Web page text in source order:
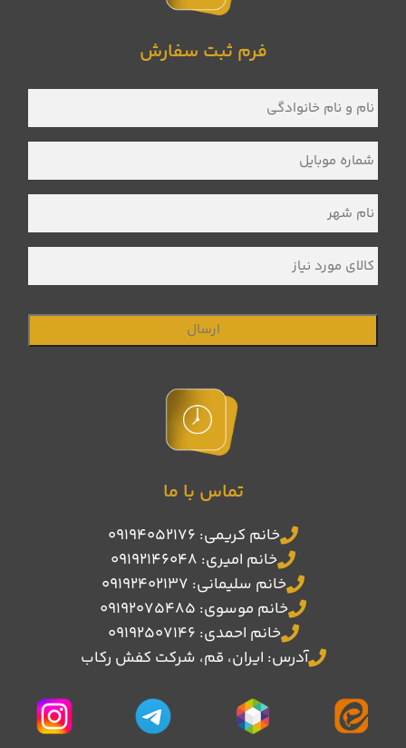
فرم ثبت سفارش
نام
و
نام
شماره
موبایل *
نام
شهر *
کالای
مورد
نیاز
تماس با ما
خانم کریمی: 09194052176
خانم امیری: 09192146048
خانم سلیمانی: 09192402137
خانم موسوی: 09192075485
خانم احمدی: 09192507146
آدرس: ایران، قم، شرکت کفش رکاب